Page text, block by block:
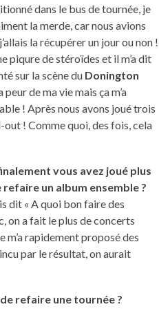
dans le bus de tournée, je
la merde, car nous avions
la récupérer un jour ou non !
piqure de stéroïdes et il m’a dit
sur la scène du Donington
de ma vie mais ça m’a
! Après nous avons joué trois
! Comme quoi, des fois, cela
vous avez joué plus
refaire un album ensemble ?
dit « A quoi bon faire des
on a fait le plus de concerts
m’a rapidement proposé des
par le résultat, on aurait
refaire une tournée ?